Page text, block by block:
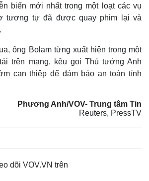
biến mới nhất trong một loạt các vụ
tương tự đã được quay phim lại và
ông Bolam từng xuất hiện trong một
trên mạng, kêu gọi Thủ tướng Anh
can thiệp để đảm bảo an toàn tính
Phương Anh/VOV- Trung tâm Tin
Reuters, PressTV
dõi VOV.VN trên